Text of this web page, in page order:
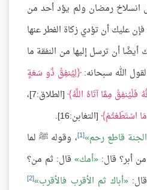
انسلاخ رمضان ولم يؤد أحد من
عليك أن تؤدي زكاة الفطر عنها
أن ترسل إليها من النفقة ما
الله سبحانه: لِيُنفِقْ ذُو سَعَةٍ
مِمَّا آتَاهُ اللَّهُ
[الطلاق:7]،
مَا اسْتَطَعْتُمْ [التغابن:16].
قاطع رحم [1] ، وقوله ﷺ لما
أبر؟ قال: أمك قال: ثم من؟
أباك ثم الأقرب فالأقرب [2]